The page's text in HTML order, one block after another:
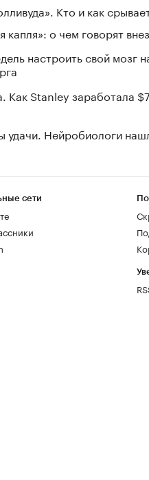
Кто и как
капля»: о чем говорят
настроить свой мозг
Как Stanley заработала
Нейробиологи
сети